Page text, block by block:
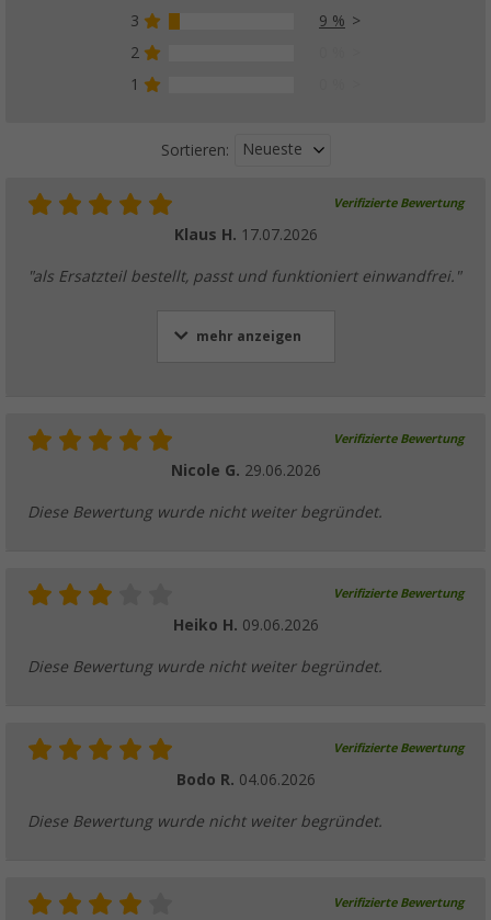
3
9 %
2
1
Sortieren: Neueste
Verifizierte Bewertung
Klaus H. 17.07.2026
"als Ersatzteil bestellt, passt und funktioniert einwandfrei."
mehr anzeigen
Verifizierte Bewertung
Nicole G. 29.06.2026
Diese Bewertung wurde nicht weiter begründet.
Verifizierte Bewertung
Heiko H. 09.06.2026
Diese Bewertung wurde nicht weiter begründet.
Verifizierte Bewertung
Bodo R. 04.06.2026
Diese Bewertung wurde nicht weiter begründet.
Verifizierte Bewertung